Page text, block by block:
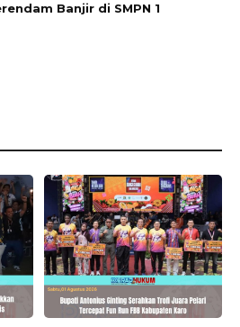
Banjir di SMPN 1